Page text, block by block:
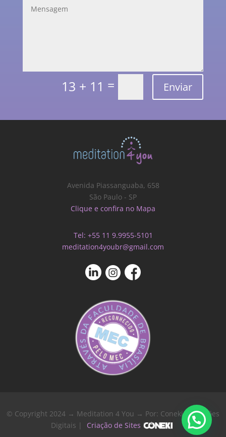
13 + 11 = Enviar
Avenida Piassanguaba, 658
São Paulo - SP
Clique e confira no Mapa
Tel: +55 11 9.9955-5101
meditation4youbr@gmail.com
© Copyright 2024 → Meditation 4 You → Por: Coneki - Soluções
Digitais |
Criação de Sites